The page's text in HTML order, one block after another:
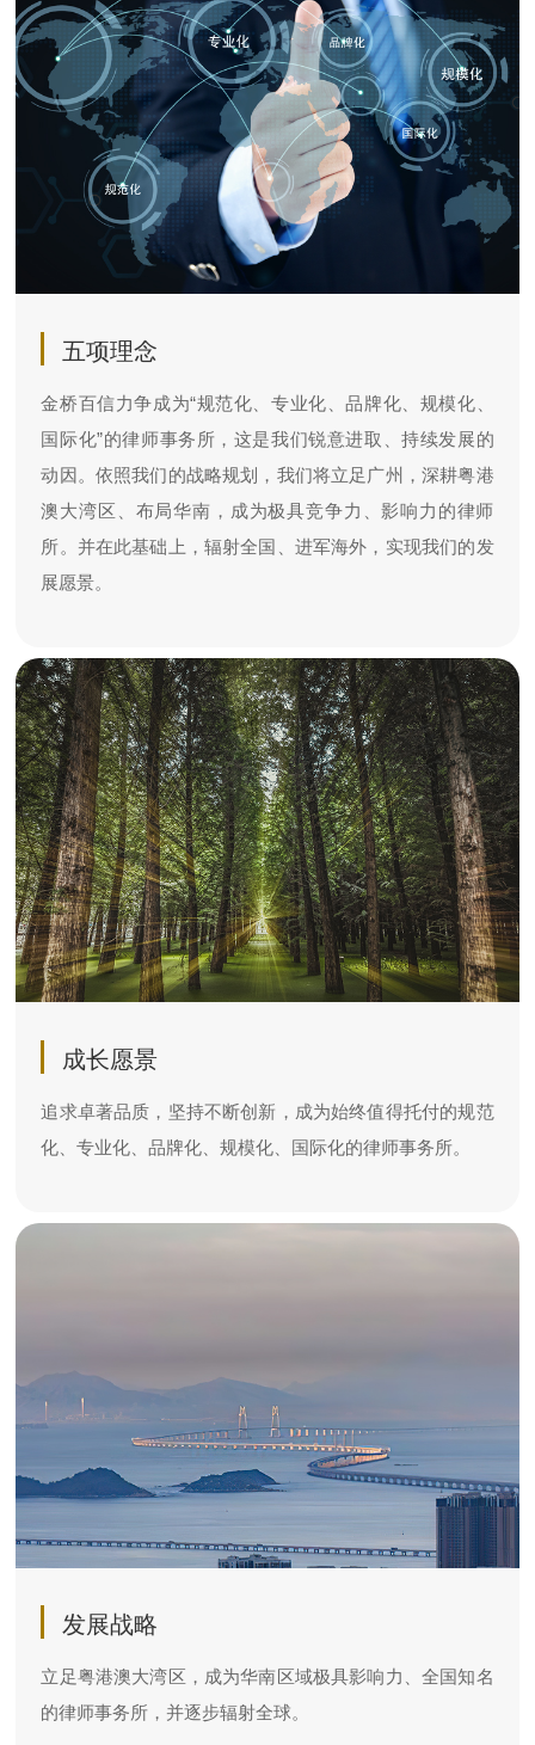
五项理念
金桥百信力争成为“规范化、专业化、品牌化、规模化、
国际化”的律师事务所，这是我们锐意进取、持续发展的
动因。依照我们的战略规划，我们将立足广州，深耕粤港
澳大湾区、布局华南，成为极具竞争力、影响力的律师
所。并在此基础上，辐射全国、进军海外，实现我们的发
展愿景。
成长愿景
追求卓著品质，坚持不断创新，成为始终值得托付的规范
化、专业化、品牌化、规模化、国际化的律师事务所。
发展战略
立足粤港澳大湾区，成为华南区域极具影响力、全国知名
的律师事务所，并逐步辐射全球。